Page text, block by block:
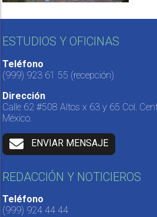
ESTUDIOS Y OFICINAS
Teléfono
(999) 923 61 55 (recepción)
Dirección
Calle 62 #508 Altos x 63 y 65 Col.
México.
ENVIAR MENSAJE
REDACCIÓN Y NOTICIEROS
Teléfono
(999) 924 44 44